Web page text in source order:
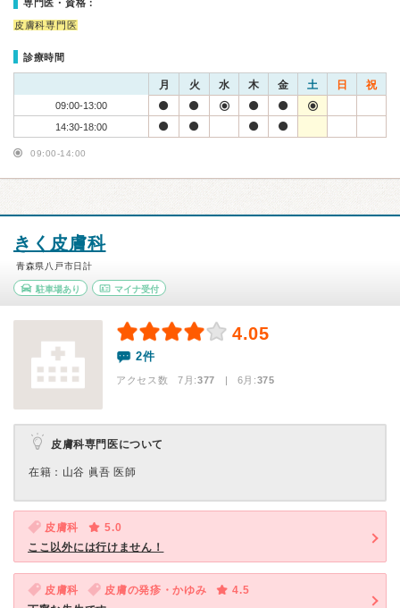
専門医・資格：
皮膚科専門医
診療時間
月 火 水 木 金 土 日 祝
09:00-13:00
14:30-18:00
09:00-14:00
きく皮膚科
青森県八戸市日計
駐車場あり マイナ受付
4.05
2件
アクセス数 7月:377 | 6月:375
皮膚科専門医について
在籍：山谷 眞吾 医師
皮膚科
5.0
ここ以外には行けません！
皮膚科 皮膚の発疹・かゆみ
4.5